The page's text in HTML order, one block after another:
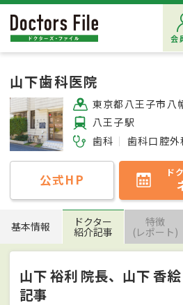
会
山下歯科医院
東京都八王子市八
八王子駅
歯科
歯科口腔外
公式HP ド
基本情報 ドクター
紹介記事
特徴
(レポート)
山下 裕利 院長、山下 香
記事